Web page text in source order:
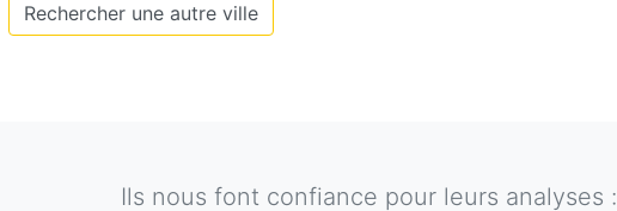
Rechercher une autre ville
Ils nous font confiance pour leurs analyses :